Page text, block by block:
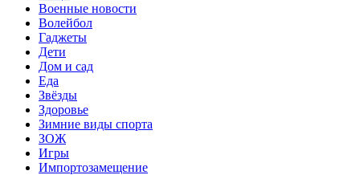
Военные новости
Волейбол
Гаджеты
Дети
Дом и сад
Еда
Звёзды
Здоровье
Зимние виды спорта
ЗОЖ
Игры
Импортозамещение